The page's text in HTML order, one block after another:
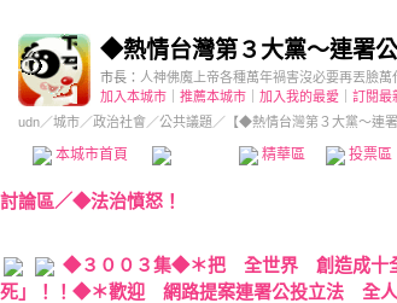
◆熱情台灣第３大黨～連署
市長： 人神佛魔上帝各種萬年禍害沒必要再丟臉萬
加入本城市
推薦本城市 加入我的最愛
訂閱最
udn／城市／政治社會 ／公共議題 ／ 【◆熱情台灣第３大黨～連
本城市首頁 精華區 投票區
討論區／◆法治憤怒！
◆３００３集◆＊把 全世界 創造成十
死」！！◆＊歡迎 網路提案連署公投立法 全